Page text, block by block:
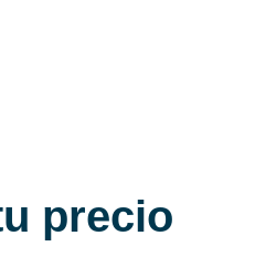
precio